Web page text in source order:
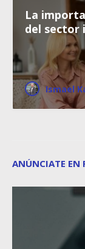
La
del sector
Ismael
ANÚNCIATE EN